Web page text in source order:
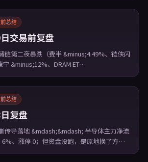
总结
交易前复盘
链第二夜暴跌（费半 &minus;4.49%、铠侠闪
&minus;12%、DRAM ET…
总结
复盘
传导落地 &mdash;&mdash; 半导体主力净流
6%、涨停 0；但资金没跑，是原地换了方…